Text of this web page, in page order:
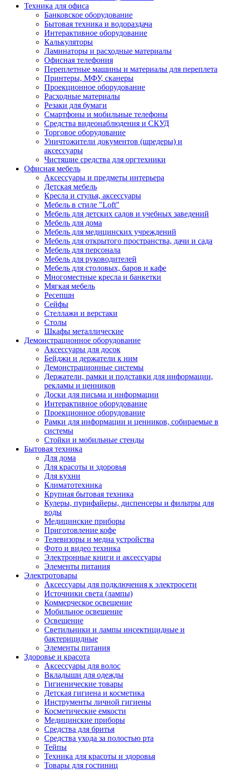
Техника для офиса
Банковское оборудование
Бытовая техника и водораздача
Интерактивное оборудование
Калькуляторы
Ламинаторы и расходные материалы
Офисная телефония
Переплетные машины и материалы для переплета
Принтеры, МФУ, сканеры
Проекционное оборудование
Расходные материалы
Резаки для бумаги
Смартфоны и мобильные телефоны
Средства видеонаблюдения и СКУД
Торговое оборудование
Уничтожители документов (шредеры) и
аксессуары
Чистящие средства для оргтехники
Офисная мебель
Аксессуары и предметы интерьера
Детская мебель
Кресла и стулья, аксессуары
Мебель в стиле "Loft"
Мебель для детских садов и учебных заведений
Мебель для дома
Мебель для медицинских учреждений
Мебель для открытого пространства, дачи и сада
Мебель для персонала
Мебель для руководителей
Мебель для столовых, баров и кафе
Многоместные кресла и банкетки
Мягкая мебель
Ресепшн
Сейфы
Стеллажи и верстаки
Столы
Шкафы металлические
Демонстрационное оборудование
Аксессуары для досок
Бейджи и держатели к ним
Демонстрационные системы
Держатели, рамки и подставки для информации,
рекламы и ценников
Доски для письма и информации
Интерактивное оборудование
Проекционное оборудование
Рамки для информации и ценников, собираемые в
системы
Стойки и мобильные стенды
Бытовая техника
Для дома
Для красоты и здоровья
Для кухни
Климатотехника
Крупная бытовая техника
Кулеры, пурифайеры, диспенсеры и фильтры для
воды
Медицинские приборы
Приготовление кофе
Телевизоры и медиа устройства
Фото и видео техника
Электронные книги и аксессуары
Элементы питания
Электротовары
Аксессуары для подключения к электросети
Источники света (лампы)
Коммерческое освещение
Мобильное освещение
Освещение
Светильники и лампы инсектицидные и
бактерицидные
Элементы питания
Здоровье и красота
Аксессуары для волос
Вкладыши для одежды
Гигиенические товары
Детская гигиена и косметика
Инструменты личной гигиены
Косметические емкости
Медицинские приборы
Средства для бритья
Средства ухода за полостью рта
Тейпы
Техника для красоты и здоровья
Товары для гостиниц